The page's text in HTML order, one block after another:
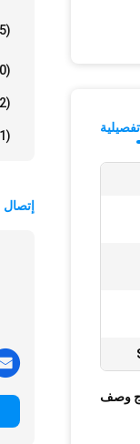
(25)
(20)
(12)
(1)
إتصال
وصف